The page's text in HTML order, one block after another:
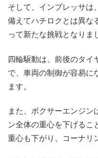
そして、インプレッサは
備えてハチロクとは異な
って新たな挑戦となりま
四輪駆動は、前後のタイ
で、車両の制御が容易に
ます。
また、ボクサーエンジン
ン全体の重心を下げるこ
重心も下がり、コーナリ